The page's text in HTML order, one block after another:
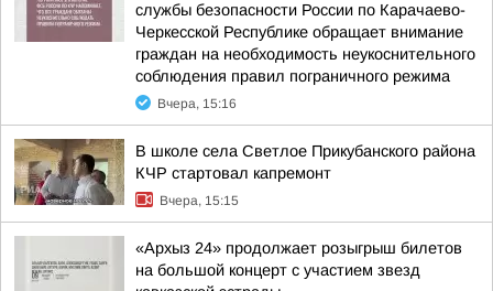
службы безопасности России по Карачаево-
Черкесской Республике обращает внимание
граждан на необходимость неукоснительного
соблюдения правил пограничного режима
Вчера, 15:16
В школе села Светлое Прикубанского района
КЧР стартовал капремонт
Вчера, 15:15
«Архыз 24» продолжает розыгрыш билетов
на большой концерт с участием звезд